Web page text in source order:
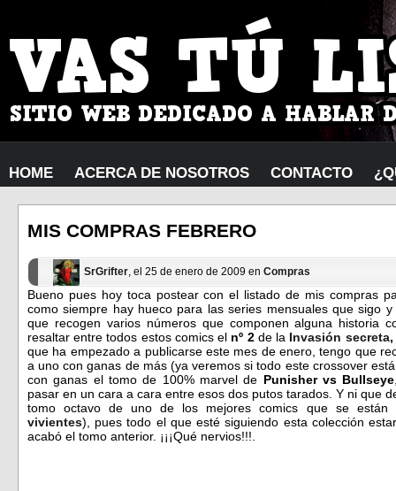
HOME ACERCA DE NOSOTROS CONTACTO
MIS COMPRAS FEBRERO
SrGrifter, el 25 de enero de 2009 en Compras
Bueno pues hoy toca postear con el listado de mis compras
como siempre hay hueco para las series mensuales que sigo
que recogen varios números que componen alguna historia
resaltar entre todos estos comics el nº 2de la Invasión secreta,
que ha empezado a publicarse este mes de enero, tengo que
a uno con ganas de más (ya veremos si todo este crossover
con ganas el tomo de 100% marvel de Punisher vs Bullseye
pasar en un cara a cara entre esos dos putos tarados. Y ni que
tomo octavo de uno de los mejores comics que se están
vivientes), pues todo el que esté siguiendo esta colección
acabó el tomo anterior. ¡¡¡Qué nervios!!!.